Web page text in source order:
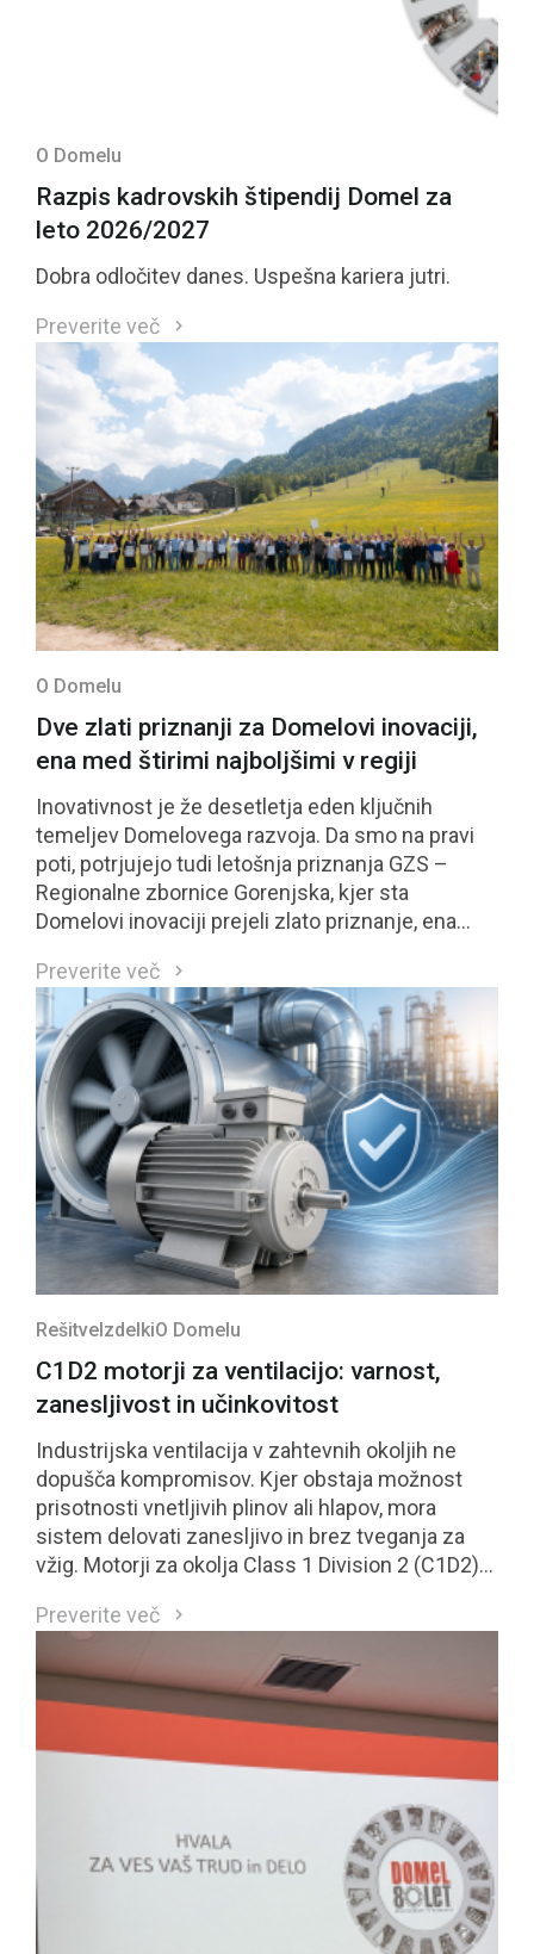
O Domelu
Razpis kadrovskih štipendij Domel za
leto 2026/2027
Dobra odločitev danes. Uspešna kariera jutri.
Preverite več
O Domelu
Dve zlati priznanji za Domelovi inovaciji,
ena med štirimi najboljšimi v regiji
Inovativnost je že desetletja eden ključnih
temeljev Domelovega razvoja. Da smo na pravi
poti, potrjujejo tudi letošnja priznanja GZS –
Regionalne zbornice Gorenjska, kjer sta
Domelovi inovaciji prejeli zlato priznanje, ena
ocenjene inovacije regije in bo kandidirala tudi za
nacionalno priznanje GZS.
Preverite več
Rešitve IzdelkiO Domelu
C1D2 motorji za ventilacijo: varnost,
zanesljivost in učinkovitost
Industrijska ventilacija v zahtevnih okoljih ne
dopušča kompromisov. Kjer obstaja možnost
prisotnosti vnetljivih plinov ali hlapov, mora
sistem delovati zanesljivo in brez tveganja za
vžig. Motorji za okolja Class 1 Division 2 (C1D2)
Preverite več